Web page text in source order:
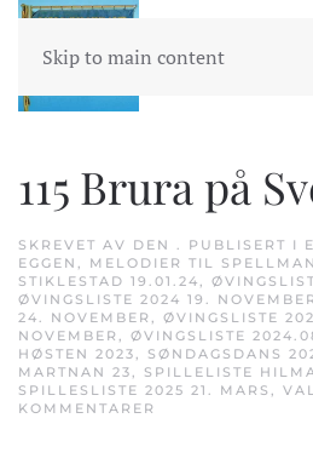
Skip to main content
115 Brura på
SKREVET AV DEN . PUBLISERT I
EGGEN , MELODIER TIL
STIKLESTAD 19.01.24,
ØVINGSLISTE 2024 19. NOVEMBER
24. NOVEMBER , ØVINGSLISTE
NOVEMBER , ØVINGSLISTE
HØSTEN 2023, SØNDAGSDANS
MARTNAN 23, SPILLELISTE
SPILLESLISTE 2025 21. MARS ,
KOMMENTARER